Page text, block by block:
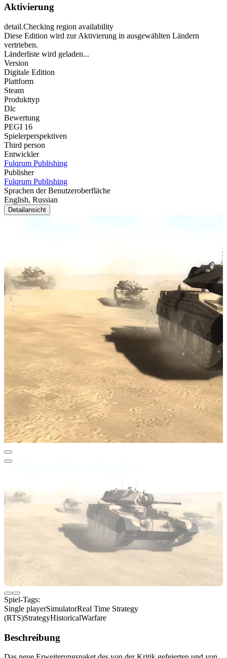
Aktivierung
detail.Checking region availability
Diese Edition wird zur Aktivierung in ausgewählten Ländern
vertrieben.
Länderliste wird geladen...
Version
Digitale Edition
Plattform
Steam
Produkttyp
Dlc
Bewertung
PEGI 16
Spielerperspektiven
Third person
Entwickler
Fulqrum Publishing
Publisher
Fulqrum Publishing
Sprachen der Benutzeroberfläche
English, Russian
Detailansicht
Spiel-Tags:
Single playerSimulatorReal Time Strategy
(RTS)StrategyHistoricalWarfare
Beschreibung